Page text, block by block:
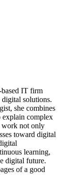
IT firm
solutions.
she combines
explain complex
work not only
toward digital
learning,
digital future.
of a good